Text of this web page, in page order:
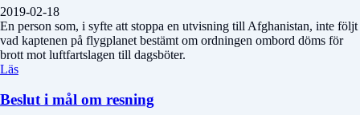
2019-02-18
En person som, i syfte att stoppa en utvisning till Afghanistan, inte följt
vad kaptenen på flygplanet bestämt om ordningen ombord döms för
brott mot luftfartslagen till dagsböter.
Läs
Beslut i mål om resning